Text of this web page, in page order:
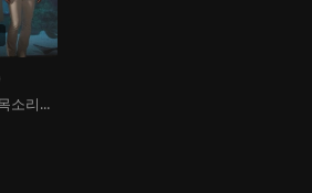
I Hear Your Voice / 너의 목소리가 들려 / Neoui Moksoriga Deulleo / I Can Hear Your Voice / The Voice You Can't Hear